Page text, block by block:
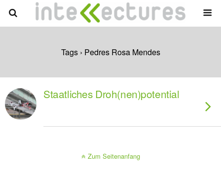
Tags › Pedres Rosa Mendes
Staatliches Droh(nen)potential
Zum Seitenanfang